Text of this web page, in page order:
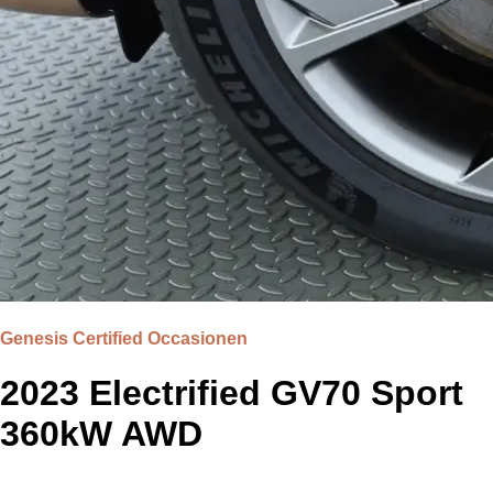
Genesis Certified Occasionen
2023 Electrified GV70 Sport
360kW AWD